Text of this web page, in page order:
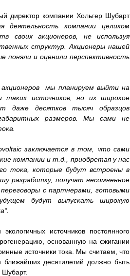
директор компании Хольгер Шубарт
деятельность компании целиком
своих акционеров, не используя
структур. Акционеры нашей
поняли и оценили перспективность
мы планируем выйти на
таких источников, но их широкое
даже десятков тысяч образцов
размеров. Мы сами не
заключается в том, что сами
компании и т.д., приобретая у нас
тока, которые будут встроены в
разработку, получат несомненное
с партнерами, готовыми
будут выпускать широкую
источников постоянного
основанную на сжигании
источники тока. Мы считаем, что
ближайших десятилетий должно быть